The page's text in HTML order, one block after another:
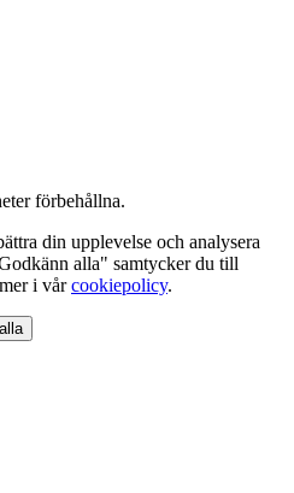
förbehållna.
din upplevelse och analysera
alla" samtycker du till
i vårcookiepolicy.